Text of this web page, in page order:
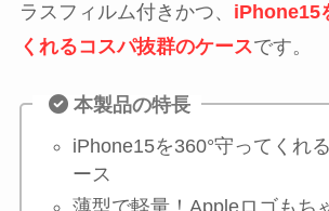
ラスフィルム付きかつ、 iPhone15
くれるコスパ抜群のケースです。
本製品の特長
iPhone15を360°守ってくれ
ース